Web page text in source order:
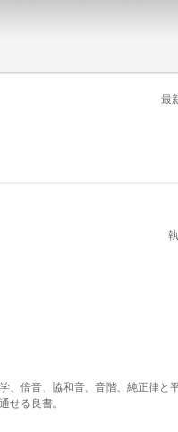
最
、倍音、協和音、音階、純正律と
せる良書。